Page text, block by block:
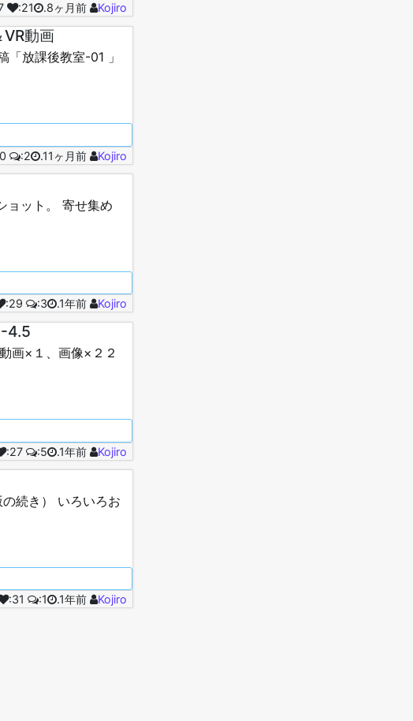
:21 .8ヶ月前 Kojiro
動画
「放課後教室-01 」
:2 .11ヶ月前 Kojiro
ョット。 寄せ集め
:29 :3 .1年前 Kojiro
4.5
画×１、画像×２２
:27 :5 .1年前 Kojiro
続き） いろいろお
:31 :1 .1年前 Kojiro